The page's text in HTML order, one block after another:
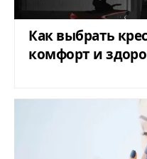
Как выбрать
комфорт и